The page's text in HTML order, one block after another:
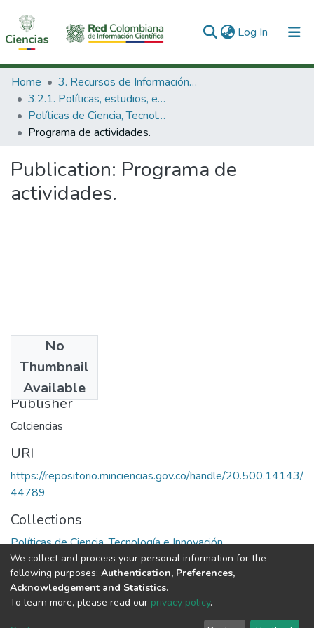
Log In (current)
Communities & Collections
All of DSpace
Statistics
Home
3. Recursos de Información Científica y Tecnológica
3.2.1. Políticas, estudios, evaluaciones e indicadores de CTeI
Políticas de Ciencia, Tecnología e Innovación
Programa de actividades.
Publication: Programa de
actividades.
No
Thumbnail
Available
1984
Publisher
Colciencias
URI
https://repositorio.minciencias.gov.co/handle/20.500.14143/
44789
Collections
Políticas de Ciencia, Tecnología e Innovación
Full item page
DSpace software copyright © 2002-2026
We collect and process your personal information for the
following purposes: Authentication, Preferences,
Acknowledgement and Statistics.
To learn more, please read our privacy policy.